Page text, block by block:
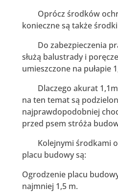
Oprócz środków
konieczne są także
Do zabezpieczenia
służą balustrady i
umieszczone na pułapie
Dlaczego akurat
na ten temat są
najprawdopodobniej
przed psem stróża
Kolejnymi środkami
placu budowy są:
Ogrodzenie placu
najmniej 1,5 m.